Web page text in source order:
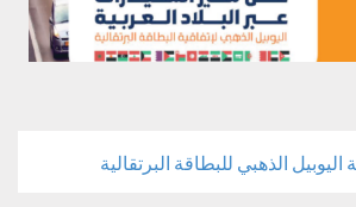
الذهبي للبطاقة البرتقالية